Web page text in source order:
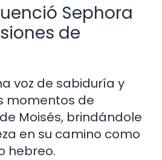
Sephora
de
voz de sabiduría y
momentos de
Moisés, brindándole
en su camino como
hebreo.